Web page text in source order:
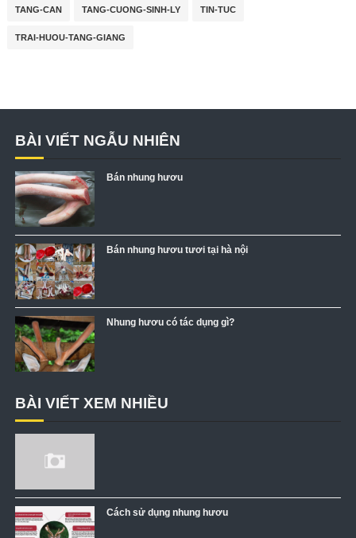
TANG-CAN TANG-CUONG-SINH-LY TIN-TUC
TRAI-HUOU-TANG-GIANG
BÀI VIẾT NGẪU NHIÊN
Bán nhung hươu
Bán nhung hươu tươi tại hà nội
Nhung hươu có tác dụng gì?
BÀI VIẾT XEM NHIỀU
Cách sử dụng nhung hươu